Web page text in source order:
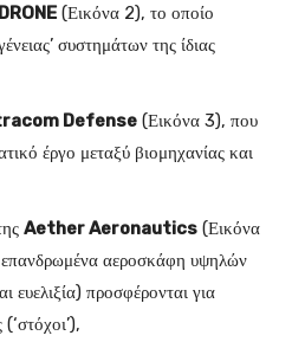
(Εικόνα 2), το οποίο
συστημάτων της ίδιας
Defense (Εικόνα 3), που
έργο μεταξύ βιομηχανίας και
Aether Aeronautics (Εικόνα
επανδρωμένα αεροσκάφη υψηλών
ευελιξία) προσφέρονται για